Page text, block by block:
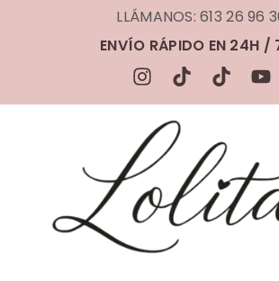
LLÁMANOS: 613 26 96
ENVÍO RÁPIDO EN 24H /